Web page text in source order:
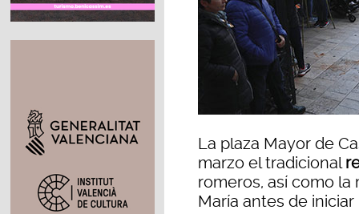
La plaza Mayor de
marzo el tradicional
romeros, así como la
María antes de